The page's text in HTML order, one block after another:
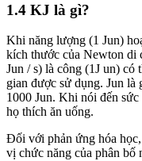
1.4 KJ là gì?
Khi năng lượng (1 Jun)
kích thước của Newton di
Jun / s) là công (1J un) có
gian được sử dụng. Jun
1000 Jun. Khi nói đến
họ thích ăn uống.
Đối với phản ứng hóa
vị chức năng của phân bố